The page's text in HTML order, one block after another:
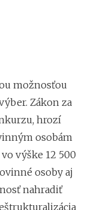
možnosťou
Zákon za
hrozí
osobám
výške 12 500
osoby aj
nahradiť